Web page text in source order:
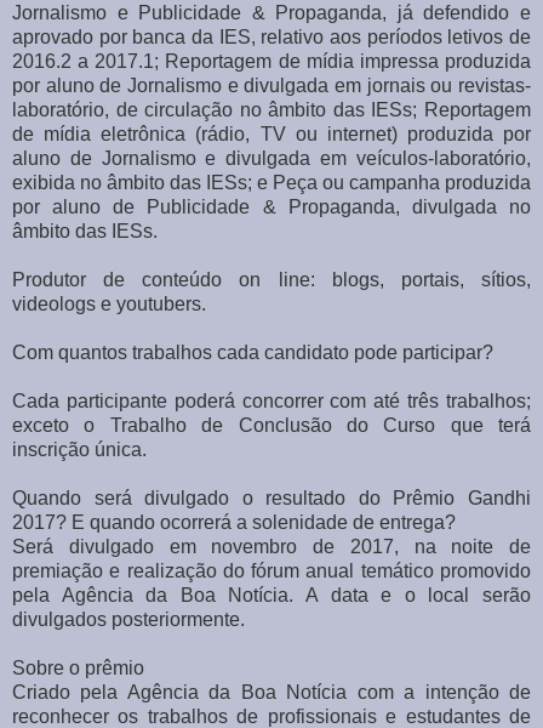
Jornalismo e Publicidade & Propaganda, já defendido e
aprovado por banca da IES, relativo aos períodos letivos de
2016.2 a 2017.1; Reportagem de mídia impressa produzida
por aluno de Jornalismo e divulgada em jornais ou revistas-
laboratório, de circulação no âmbito das IESs; Reportagem
de mídia eletrônica (rádio, TV ou internet) produzida por
aluno de Jornalismo e divulgada em veículos-laboratório,
exibida no âmbito das IESs; e Peça ou campanha produzida
por aluno de Publicidade & Propaganda, divulgada no
âmbito das IESs.
Produtor de conteúdo on line: blogs, portais, sítios,
videologs e youtubers.
Com quantos trabalhos cada candidato pode participar?
Cada participante poderá concorrer com até três trabalhos;
exceto o Trabalho de Conclusão do Curso que terá
inscrição única.
Quando será divulgado o resultado do Prêmio Gandhi
2017? E quando ocorrerá a solenidade de entrega?
Será divulgado em novembro de 2017, na noite de
premiação e realização do fórum anual temático promovido
pela Agência da Boa Notícia. A data e o local serão
divulgados posteriormente.
Sobre o prêmio
Criado pela Agência da Boa Notícia com a intenção de
reconhecer os trabalhos de profissionais e estudantes de